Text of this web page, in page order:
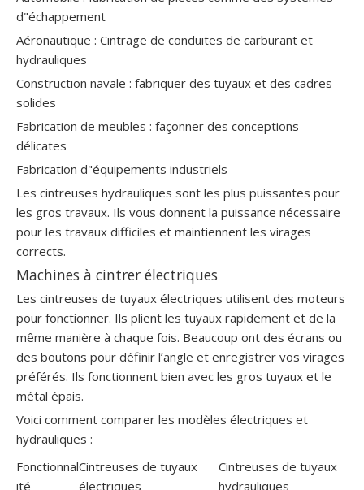
d"échappement
Aéronautique : Cintrage de conduites de carburant et
hydrauliques
Construction navale : fabriquer des tuyaux et des cadres
solides
Fabrication de meubles : façonner des conceptions
délicates
Fabrication d"équipements industriels
Les cintreuses hydrauliques sont les plus puissantes pour
les gros travaux. Ils vous donnent la puissance nécessaire
pour les travaux difficiles et maintiennent les virages
corrects.
Machines à cintrer électriques
Les cintreuses de tuyaux électriques utilisent des moteurs
pour fonctionner. Ils plient les tuyaux rapidement et de la
même manière à chaque fois. Beaucoup ont des écrans ou
des boutons pour définir l’angle et enregistrer vos virages
préférés. Ils fonctionnent bien avec les gros tuyaux et le
métal épais.
Voici comment comparer les modèles électriques et
hydrauliques :
Fonctionnal
ité
Cintreuses de tuyaux
électriques
Cintreuses de tuyaux
hydrauliques